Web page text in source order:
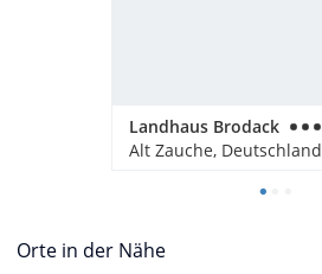
Landhaus Brodack
Alt Zauche, Deutschland
Orte in der Nähe